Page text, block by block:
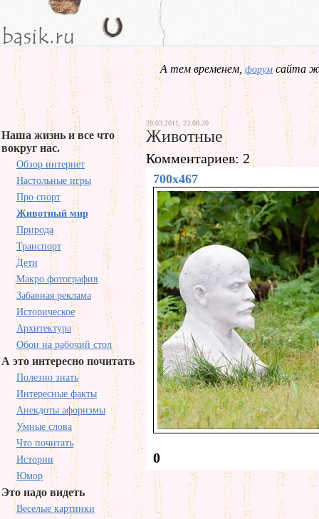
А тем временем,форум сайта
Наша жизнь и все что
вокруг нас.
Обзор интернет
Настольные игры
Про спорт
Животный мир
Природа
Транспорт
Дети
Макро фотография
Забавная реклама
Историческое
Архитектура
Обои на рабочий стол
А это интересно почитать
Полезно знать
Интересные факты
Анекдоты афоризмы
Умные слова
Что почитать
Истории
Юмор
Это надо видеть
Веселые картинки
28.03.2011, 23.08.20
Животные
Комментариев: 2
700x467
0